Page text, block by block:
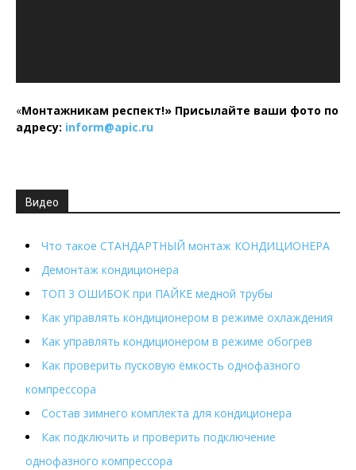
«Монтажникам респект!» Присылайте ваши фото по
адресу: inform@apic.ru
Видео
Что такое СТАНДАРТНЫЙ монтаж КОНДИЦИОНЕРА
Демонтаж кондиционера
ТОП 3 ОШИБОК при ПАЙКЕ медной трубы
Как управлять кондиционером в режиме охлаждения
Как управлять кондиционером в режиме обогрев
Как проверить пусковую ёмкость однофазного
компрессора
Состав зимнего комплекта для кондиционера
Как подключить и проверить подключение
однофазного компрессора